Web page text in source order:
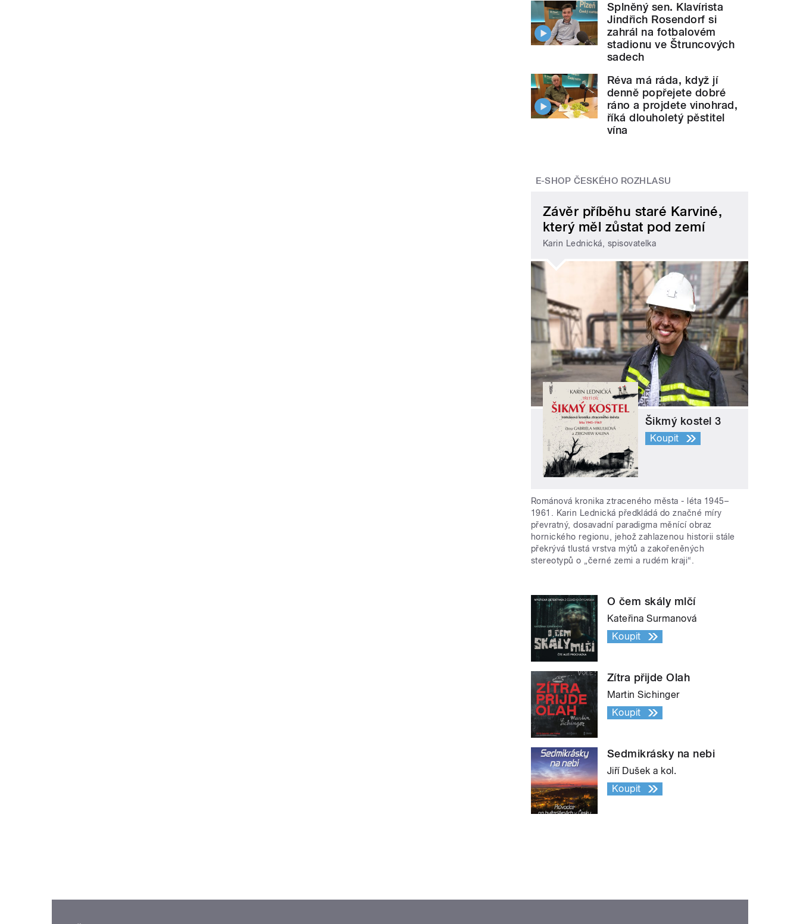
Splněný sen. Klavírista
Jindřich Rosendorf si
zahrál na fotbalovém
stadionu ve Štruncových
sadech
Réva má ráda, když jí
denně popřejete dobré
ráno a projdete vinohrad,
říká dlouholetý pěstitel
vína
E-SHOP ČESKÉHO ROZHLASU
Závěr příběhu staré Karviné,
který měl zůstat pod zemí
Karin Lednická, spisovatelka
Šikmý kostel 3
Koupit
Románová kronika ztraceného města - léta 1945–
1961. Karin Lednická předkládá do značné míry
převratný, dosavadní paradigma měnící obraz
hornického regionu, jehož zahlazenou historii stále
překrývá tlustá vrstva mýtů a zakořeněných
stereotypů o „černé zemi a rudém kraji“.
O čem skály mlčí
Kateřina Surmanová
Koupit
Zítra přijde Olah
Martin Sichinger
Koupit
Sedmikrásky na nebi
Jiří Dušek a kol.
Koupit